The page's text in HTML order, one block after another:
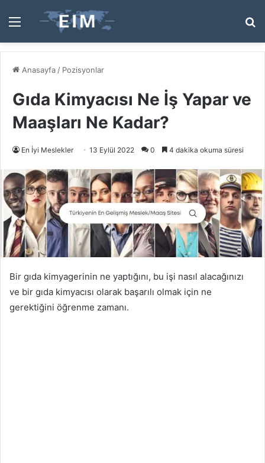
Menü
...
Anasayfa / Pozisyonlar
Gıda Kimyacısı Ne İş Yapar ve
Maaşları Ne Kadar?
En İyi Meslekler 13 Eylül 2022 0 4 dakika okuma süresi
Bir gıda kimyagerinin ne yaptığını, bu işi nasıl alacağınızı
ve bir gıda kimyacısı olarak başarılı olmak için ne
gerektiğini öğrenme zamanı.